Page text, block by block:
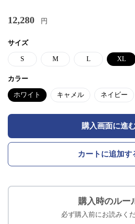
12,280 円
サイズ
S M L XL
カラー
ホワイト キャメル ネイビー
購入画面に進
カートに追加す
購入時のルー
必ず購入前にお読みくだ